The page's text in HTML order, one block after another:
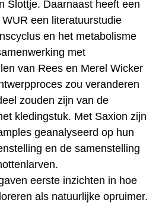
Slottje. Daarnaast heeft een
een literatuurstudie
en het metabolisme
met
van Rees en Merel Wicker
zou veranderen
zouden zijn van de
kledingstuk. Met Saxion zijn
geanalyseerd op hun
en de samenstelling
eerste inzichten in hoe
als natuurlijke opruimer.